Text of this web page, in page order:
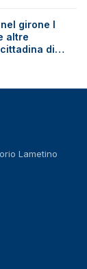
girone I
altre
di
Lametino